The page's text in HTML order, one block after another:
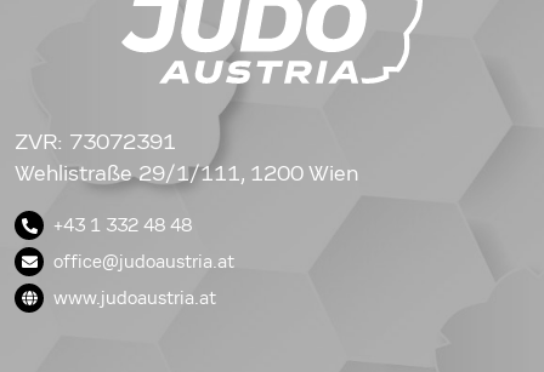
ZVR: 73072391
Wehlistraße 29/1/111, 1200 Wien
+43 1 332 48 48
office@judoaustria.at
www.judoaustria.at